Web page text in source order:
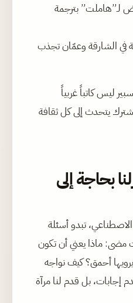
لـ”هاملت” بترجمة
في الشارقة وعمّان تجذب
ليس كاتباً غربياً
يتحدث إلى كل ثقافة
بحاجة إلى
تبدو أسئلة
مضى: ماذا يعني أن تكون
أحمق؟ كيف نواجه
إجابات، بل قدم لنا مرآة